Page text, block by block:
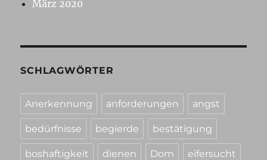
März 2020
SCHLAGWÖRTER
Anerkennung anforderungen angst
bedürfnisse begierde bestätigung
boshaftigkeit dienen Dom eifersucht